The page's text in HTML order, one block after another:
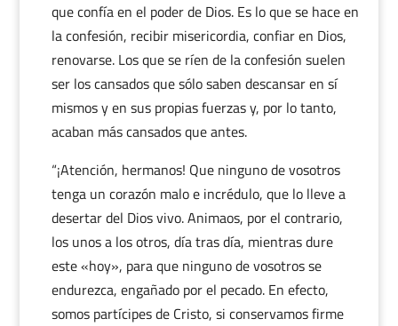
que confía en el poder de Dios. Es lo que se hace en
la confesión, recibir misericordia, confiar en Dios,
renovarse. Los que se ríen de la confesión suelen
ser los cansados que sólo saben descansar en sí
mismos y en sus propias fuerzas y, por lo tanto,
acaban más cansados que antes.
“¡Atención, hermanos! Que ninguno de vosotros
tenga un corazón malo e incrédulo, que lo lleve a
desertar del Dios vivo. Animaos, por el contrario,
los unos a los otros, día tras día, mientras dure
este «hoy», para que ninguno de vosotros se
endurezca, engañado por el pecado. En efecto,
somos partícipes de Cristo, si conservamos firme